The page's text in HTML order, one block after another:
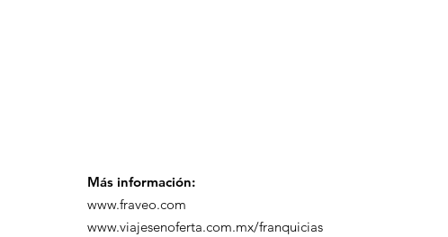
Más información:
www.fraveo.com
www.viajesenoferta.com.mx/franquicias